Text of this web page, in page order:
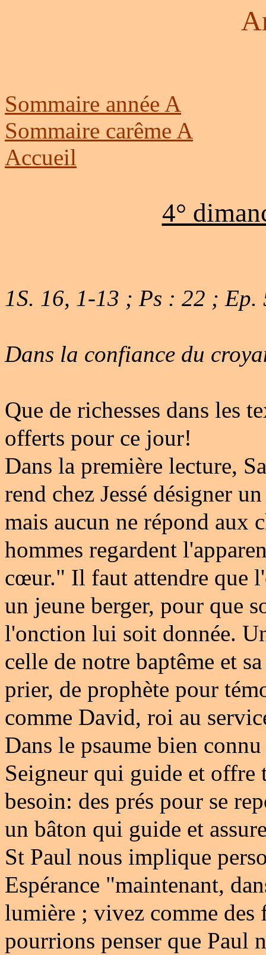
Sommaire année A
Sommaire carême A
Accueil
4°
1S. 16, 1-13 ; Ps : 22 ;
Dans la confiance du
Que de richesses dans les
offerts pour ce jour!
Dans la première lecture,
rend chez Jessé désigner
mais aucun ne répond aux
hommes regardent
cœur." Il faut attendre que
un jeune berger, pour que
l'onction lui soit donnée.
celle de notre baptême et
prier, de prophète pour
comme David, roi au
Dans le psaume bien
Seigneur qui guide et offre
besoin: des prés pour se
un bâton qui guide et
St Paul nous implique
Espérance "maintenant,
lumière ; vivez comme
pourrions penser que Paul